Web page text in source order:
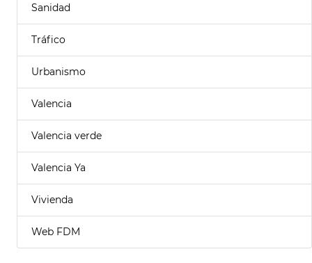
Sanidad
Tráfico
Urbanismo
Valencia
Valencia verde
Valencia Ya
Vivienda
Web FDM